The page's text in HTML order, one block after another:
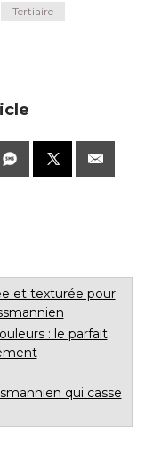
Tertiaire
et texturée pour
: le parfait
qui casse